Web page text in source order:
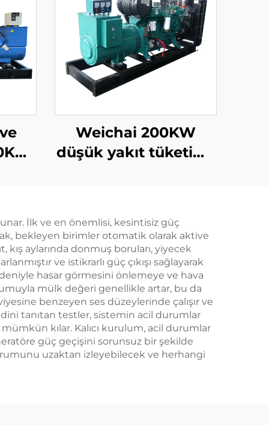
Weichai 200KW
düşük yakıt tüketimi,
İlk ve en önemlisi, kesintisiz güç
bekleyen birimler otomatik olarak aktive
kış aylarında donmuş boruları, yiyecek
ve istikrarlı güç çıkışı sağlayarak
hasar görmesini önlemeye ve hava
mülk değeri genellikle artar, bu da
benzeyen ses düzeylerinde çalışır ve
tanıtan testler, sistemin acil durumlar
kılar. Kalıcı kurulum, acil durumlar
güç geçişini sorunsuz bir şekilde
uzaktan izleyebilecek ve herhangi